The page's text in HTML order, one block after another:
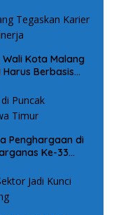
Kota Malang
Harus Berbasis
Penghargaan di
Ke-33